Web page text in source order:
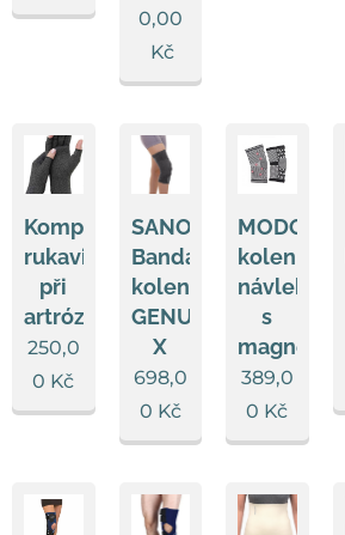
0,00
Kč
Kompresní
rukavice
při
artróze
250,0
0 Kč
SANOMED
Bandáž
koleno
GENUSAN
X
698,0
0 Kč
MODOM
kolenní
návlek
s
magnety
389,0
0 Kč